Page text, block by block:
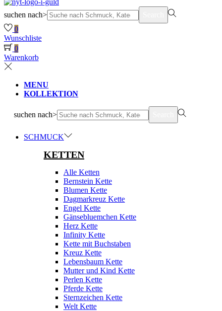
suchen nach>
0
Wunschliste
0
Warenkorb
MENU
KOLLEKTION
suchen nach>
SCHMUCK
KETTEN
Alle Ketten
Bernstein Kette
Blumen Kette
Dagmarkreuz Kette
Engel Kette
Gänsebluemchen Kette
Herz Kette
Infinity Kette
Kette mit Buchstaben
Kreuz Kette
Lebensbaum Kette
Mutter und Kind Kette
Perlen Kette
Pferde Kette
Sternzeichen Kette
Welt Kette